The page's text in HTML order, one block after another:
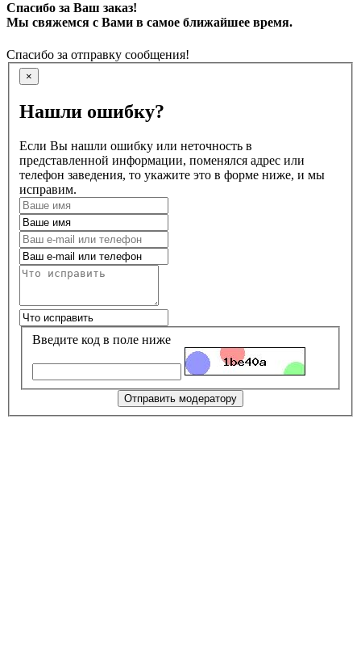
Спасибо за Ваш заказ!
Мы свяжемся с Вами в самое ближайшее время.
Спасибо за отправку сообщения!
×
Нашли ошибку?
Если Вы нашли ошибку или неточность в
представленной информации, поменялся адрес или
телефон заведения, то укажите это в форме ниже, и мы
исправим.
Введите код в поле ниже
Отправить модератору